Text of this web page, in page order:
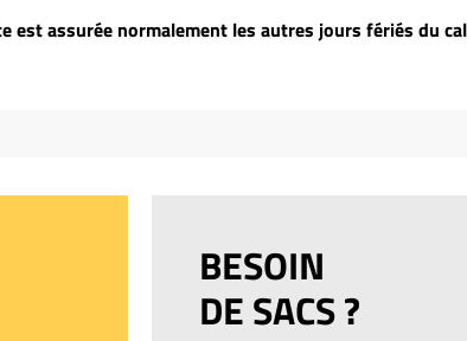
est assurée normalement les autres jours fériés du
BESOIN
DE SACS ?